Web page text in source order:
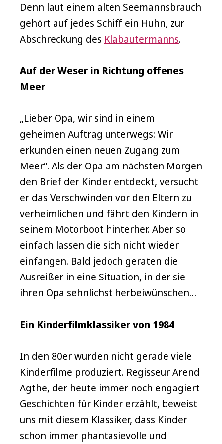
Denn laut einem alten Seemannsbrauch
gehört auf jedes Schiff ein Huhn, zur
Abschreckung des Klabautermanns.
Auf der Weser in Richtung offenes
Meer
„Lieber Opa, wir sind in einem
geheimen Auftrag unterwegs: Wir
erkunden einen neuen Zugang zum
Meer“. Als der Opa am nächsten Morgen
den Brief der Kinder entdeckt, versucht
er das Verschwinden vor den Eltern zu
verheimlichen und fährt den Kindern in
seinem Motorboot hinterher. Aber so
einfach lassen die sich nicht wieder
einfangen. Bald jedoch geraten die
Ausreißer in eine Situation, in der sie
ihren Opa sehnlichst herbeiwünschen…
Ein Kinderfilmklassiker von 1984
In den 80er wurden nicht gerade viele
Kinderfilme produziert. Regisseur Arend
Agthe, der heute immer noch engagiert
Geschichten für Kinder erzählt, beweist
uns mit diesem Klassiker, dass Kinder
schon immer phantasievolle und